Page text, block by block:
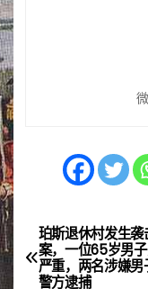
文
章
珀斯退休村发生袭
案，一位65岁男
严重，两名涉嫌
警方逮捕